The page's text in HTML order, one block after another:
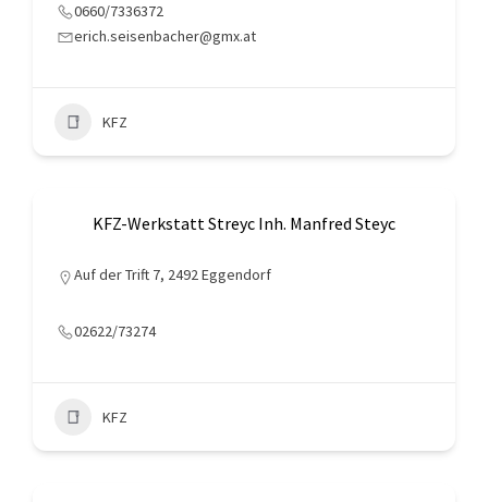
0660/7336372
erich.seisenbacher@gmx.at
KFZ
KFZ-Werkstatt Streyc Inh. Manfred Steyc
Auf der Trift 7, 2492 Eggendorf
02622/73274
KFZ